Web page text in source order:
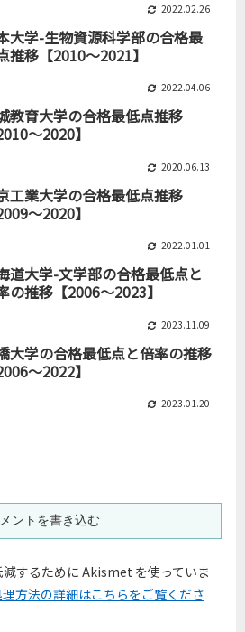
2022.02.26
大学-生物資源科学部の合格最
推移【2010～2021】
2022.04.06
教育大学の合格最低点推移
～2020】
2020.06.13
工業大学の合格最低点推移
～2020】
2022.01.01
道大学-文学部の合格最低点と
の推移【2006～2023】
2023.11.09
大学の合格最低点と倍率の推移
～2022】
2023.01.20
ントを書き込む
するために Akismet を使っていま
方法の詳細はこちらをご覧くださ